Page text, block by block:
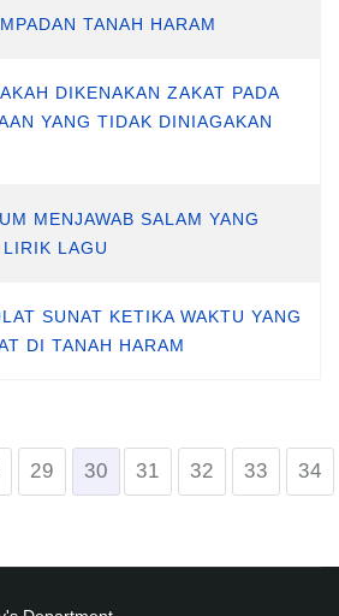
TANAH HARAM
DIKENAKAN ZAKAT PADA
YANG TIDAK DINIAGAKAN
MENJAWAB SALAM YANG
LAGU
SUNAT KETIKA WAKTU YANG
DI TANAH HARAM
29 30 31 32 33 34